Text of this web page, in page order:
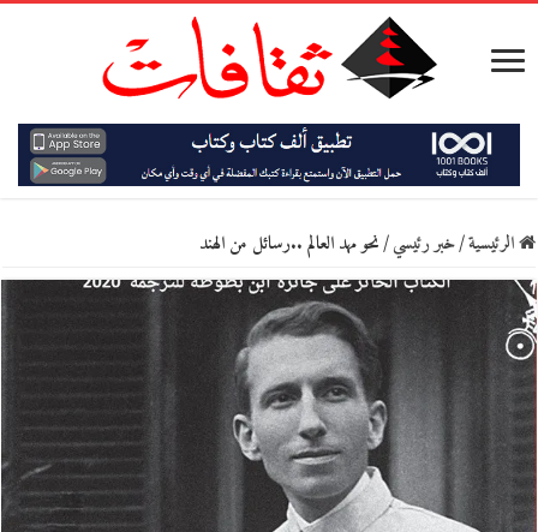
الرئيسية/خبر رئيسي/نحو مهد العالم ..رسائل من الهند